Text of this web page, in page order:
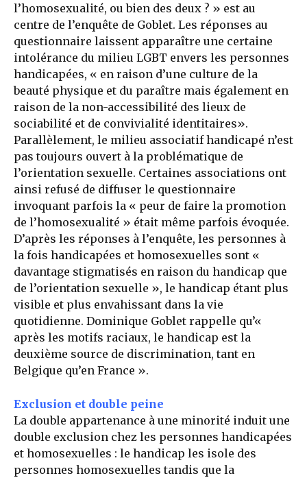
l’homosexualité, ou bien des deux ? » est au
centre de l’enquête de Goblet. Les réponses au
questionnaire laissent apparaître une certaine
intolérance du milieu LGBT envers les personnes
handicapées, « en raison d’une culture de la
beauté physique et du paraître mais également en
raison de la non-accessibilité des lieux de
sociabilité et de convivialité identitaires».
Parallèlement, le milieu associatif handicapé n’est
pas toujours ouvert à la problématique de
l’orientation sexuelle. Certaines associations ont
ainsi refusé de diffuser le questionnaire
invoquant parfois la « peur de faire la promotion
de l’homosexualité » était même parfois évoquée.
D’après les réponses à l’enquête, les personnes à
la fois handicapées et homosexuelles sont «
davantage stigmatisés en raison du handicap que
de l’orientation sexuelle », le handicap étant plus
visible et plus envahissant dans la vie
quotidienne. Dominique Goblet rappelle qu’«
après les motifs raciaux, le handicap est la
deuxième source de discrimination, tant en
Belgique qu’en France ».
Exclusion et double peine
La double appartenance à une minorité induit une
double exclusion chez les personnes handicapées
et homosexuelles : le handicap les isole des
personnes homosexuelles tandis que la